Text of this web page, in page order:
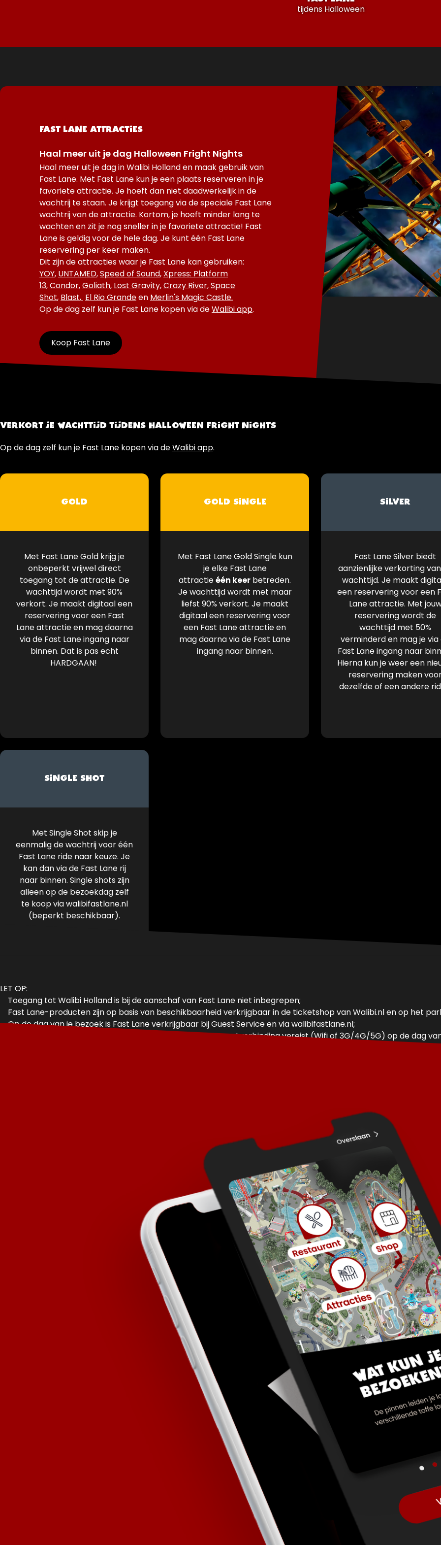
tijdens Halloween
FAST LANE ATTRACTIES
Haal meer uit je dag Halloween Fright Nights
Haal meer uit je dag in Walibi Holland en maak gebruik van
Fast Lane. Met Fast Lane kun je een plaats reserveren in je
favoriete attractie. Je hoeft dan niet daadwerkelijk in de
wachtrij te staan. Je krijgt toegang via de speciale Fast Lane
wachtrij van de attractie. Kortom, je hoeft minder lang te
wachten en zit je nog sneller in je favoriete attractie! Fast
Lane is geldig voor de hele dag. Je kunt één Fast Lane
reservering per keer maken.
Dit zijn de attracties waar je Fast Lane kan gebruiken:
YOY, UNTAMED,Speed of Sound, Xpress: Platform
13,Condor,Goliath, Lost Gravity,Crazy River,Space
Shot, Blast, El Rio Grandeen Merlin's Magic Castle.
Op de dag zelf kun je Fast Lane kopen via deWalibi app.
Koop Fast Lane
VERKORT JE WACHTTIJD TIJDENS HALLOWEEN FRIGHT NIGHTS
Op de dag zelf kun je Fast Lane kopen via deWalibi app.
GOLD
Met Fast Lane Gold krijg je
onbeperkt vrijwel direct
toegang tot de attractie. De
wachttijd wordt met 90%
verkort. Je maakt digitaal een
reservering voor een Fast
Lane attractie en mag daarna
via de Fast Lane ingang naar
binnen. Dat is pas echt
HARDGAAN!
GOLD SINGLE
Met Fast Lane Gold Single kun
je elke Fast Lane
attractieéén keer betreden.
Je wachttijd wordt met maar
liefst 90% verkort. Je maakt
digitaal een reservering voor
een Fast Lane attractie en
mag daarna via de Fast Lane
ingang naar binnen.
SILVER
Fast Lane Silver biedt
aanzienlijke verkorting
wachttijd. Je maakt
een reservering voor een
Lane attractie. Met
reservering wordt de
wachttijd met 50%
verminderd en mag je via
Fast Lane ingang naar
Hierna kun je weer een
reservering maken
dezelfde of een andere
SINGLE SHOT
Met Single Shot skip je
eenmalig de wachtrij voor één
Fast Lane ride naar keuze. Je
kan dan via de Fast Lane rij
naar binnen. Single shots zijn
alleen op de bezoekdag zelf
te koop via walibifastlane.nl
(beperkt beschikbaar).
LET OP:
Toegang tot Walibi Holland is bij de aanschaf van Fast Lane niet inbegrepen;
Fast Lane-producten zijn op basis van beschikbaarheid verkrijgbaar in de ticketshop van Walibi.nl en op het
Op de dag van je bezoek is Fast Lane verkrijgbaar bij Guest Service en via walibifastlane.nl;
Voor gebruik van Fast Lane is een smartphone met internetverbinding vereist (Wifi of 3G/4G/5G) op de dag